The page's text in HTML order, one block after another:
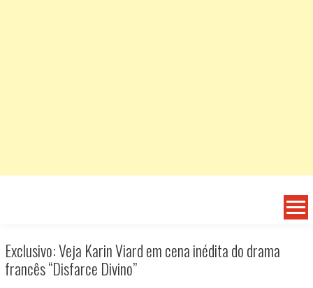
Exclusivo: Veja Karin Viard em cena inédita do drama
francês “Disfarce Divino”